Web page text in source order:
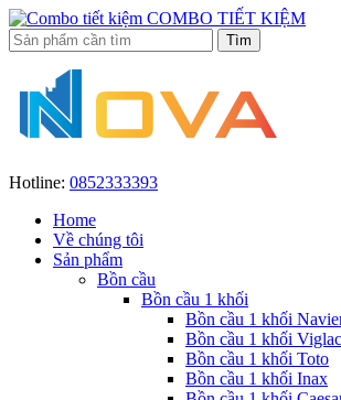
COMBO TIẾT KIỆM
Hotline: 0852333393
Home
Về chúng tôi
Sản phẩm
Bồn cầu
Bồn cầu 1 khối
Bồn cầu 1 khối
Bồn cầu 1 khối
Bồn cầu 1 khối Toto
Bồn cầu 1 khối Inax